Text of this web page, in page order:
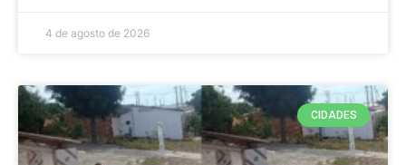
4 de agosto de 2026
CIDADES